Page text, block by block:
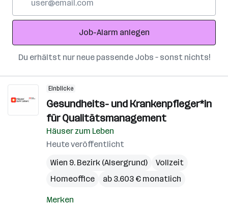
Adresse
Job-Alarm anlegen
Du erhältst nur neue passende Jobs – sonst nichts!
Einblicke
Gesundheits- und Krankenpfleger*in
für Qualitätsmanagement
Häuser zum Leben
Heute veröffentlicht
Wien 9. Bezirk (Alsergrund)
Vollzeit
Homeoffice
ab 3.603 € monatlich
Merken